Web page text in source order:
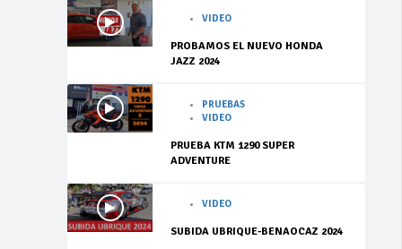
VIDEO
PROBAMOS EL NUEVO HONDA
JAZZ 2024
PRUEBAS
VIDEO
PRUEBA KTM 1290 SUPER
ADVENTURE
VIDEO
SUBIDA UBRIQUE-BENAOCAZ 2024